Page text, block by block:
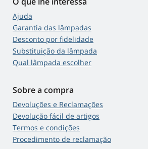
Ajuda
Garantia das lâmpadas
Desconto por fidelidade
Substituição da lâmpada
Qual lâmpada escolher
Sobre a compra
Devoluções e Reclamações
Devolução fácil de artigos
Termos e condições
Procedimento de reclamação